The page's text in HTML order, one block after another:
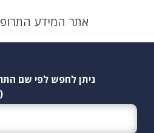
אתר המידע
ניתן לחפש לפי שם